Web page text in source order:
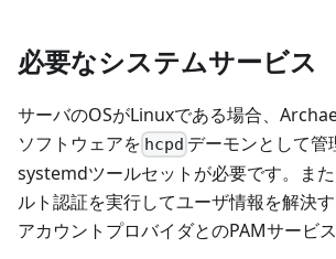
必要なシステムサービス
サーバのOSがLinuxである場合、
ソフトウェアを hcpd デーモンとして管
systemdツールセットが必要です。ま
ルト認証を実行してユーザ情報を解決
アカウントプロバイダとのPAMサービス